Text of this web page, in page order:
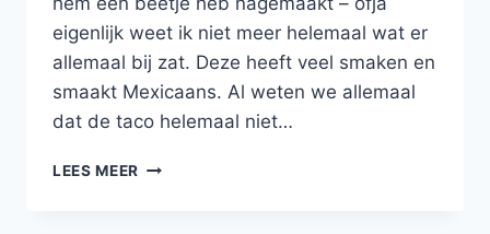
eigenlijk weet ik niet meer helemaal wat er
allemaal bij zat. Deze heeft veel smaken en
smaakt Mexicaans. Al weten we allemaal
dat de taco helemaal niet…
LEES MEER TACO